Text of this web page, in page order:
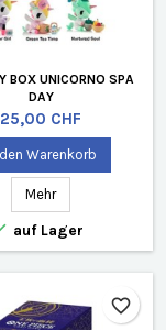
BOX UNICORNO SPA
DAY
Preis
25,00 CHF
Warenkorb
Mehr
auf Lager
favorite_border